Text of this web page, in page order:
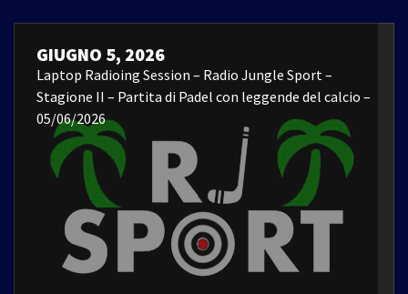
GIUGNO 5, 2026
Laptop Radioing Session – Radio Jungle Sport –
Stagione II – Partita di Padel con leggende del calcio –
05/06/2026